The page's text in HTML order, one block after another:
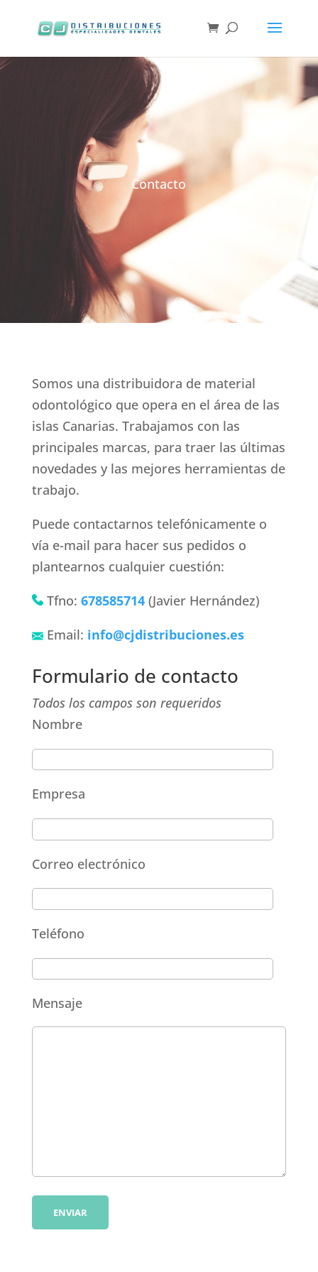
Contacto
Somos una distribuidora de material
odontológico que opera en el área de las
islas Canarias. Trabajamos con las
principales marcas, para traer las últimas
novedades y las mejores herramientas de
trabajo.
Puede contactarnos telefónicamente o
vía e-mail para hacer sus pedidos o
plantearnos cualquier cuestión:
Tfno: 678585714(Javier Hernández)
Email: info@cjdistribuciones.es
Formulario de contacto
Todos los campos son requeridos
Nombre
Empresa
Correo electrónico
Teléfono
Mensaje